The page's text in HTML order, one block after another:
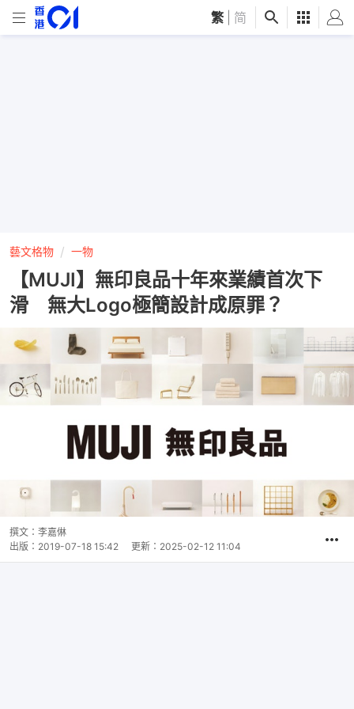
繁 简
藝文格物 一物
【MUJI】無印良品十年來業績首次下
滑 無大Logo極簡設計成原罪？
撰文： 李嘉㑣
出版： 2019-07-18 15:42 更新： 2025-02-12 11:04